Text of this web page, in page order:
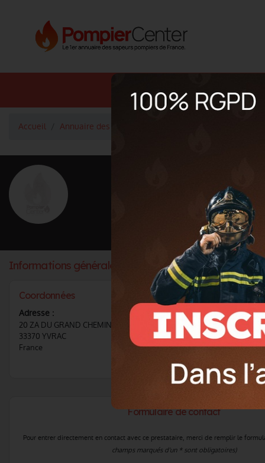
Annuaire SDIS Annuaire
Accueil Annuaire des fournisseurs des Métiers du Feu
SERVICE
Activité principale
Equipements Industriels
Informations générales :
Coordonnées
Adresse :
20 ZA DU GRAND CHEMIN
33370 YVRAC
France
Téléphone : Voir le
CONTACTER CE
Formulaire de contact
Pour entrer directement en contact avec ce prestataire, merci de remplir le
champs marqués d'un * sont obligatoires)